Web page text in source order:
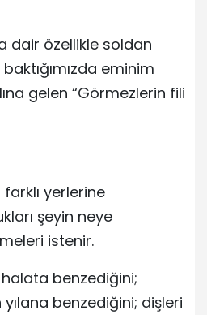
dair özellikle soldan
eminim
gelen “Görmezlerin fili
yerlerine
şeyin neye
istenir.
benzediğini;
benzediğini; dişleri